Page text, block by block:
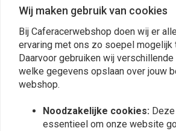
gekochte set past bij uw motorfiets.
Reviews
Wij maken gebruik van cookies
Bij Caferacerwebshop doen wij er
ervaring met ons zo soepel mogelijk
Daarvoor gebruiken wij
welke gegevens opslaan over jouw
webshop.
Noodzakelijke cookies:
essentieel om onze website